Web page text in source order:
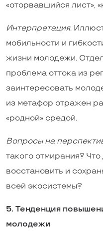
«оторвавшийся лист»,
Интерпретация.
мобильности и
жизни молодежи.
проблема оттока из
заинтересовать
из метафор отражен
«родной» средой.
Вопросы на
такого отмирания? Что
восстановить и
всей экосистемы?
5. Тенденция
молодежи